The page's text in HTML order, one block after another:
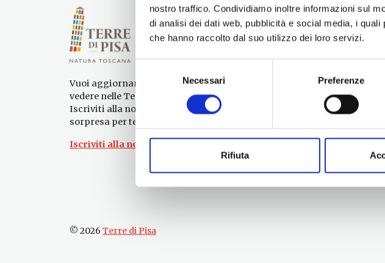
nostro traffico. Condividiamo inoltre informazioni sul
di analisi dei dati web, pubblicità e social media, i
che hanno raccolto dal suo utilizzo dei loro servizi.
del
Necessari Preferenze
Rifiuta
Vuoi aggiornamenti su cosa fare e cosa
vedere nelle Terre di Pisa?
Iscriviti alla nostra newsletter! Subito una
sorpresa per te!
Iscriviti alla nostra Newsletter!
Per informazioni
Servizio Promozione e
Ufficio
Turismo e Beni Culturali
turismo@tno.camcom.it
© 2026 Terre di Pisa